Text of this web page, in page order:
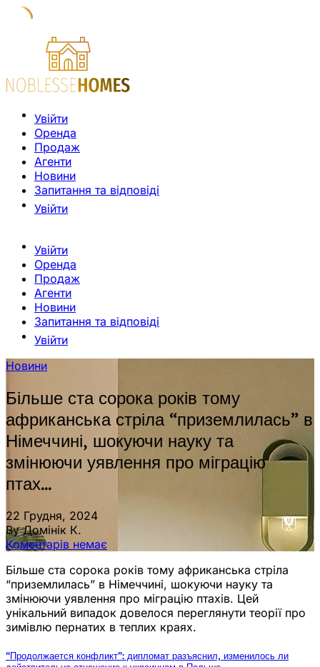
Увійти
Оренда
Продаж
Агенти
Новини
Запитання та відповіді
Увійти
Увійти
Оренда
Продаж
Агенти
Новини
Запитання та відповіді
Увійти
Новини
Більше ста сорока років тому
африканська стріла “приземлилась” в
Німеччині, шокуючи науку та
змінюючи уявлення про міграцію
птах…
22 Грудня, 2024
By Домінік К.
Коментарів немає
Більше ста сорока років тому африканська стріла
“приземлилась” в Німеччині, шокуючи науку та
змінюючи уявлення про міграцію птахів. Цей
унікальний випадок довелося переглянути теорії про
зимівлю пернатих в теплих краях.
“Продолжается конфликт”: дипломат разъяснил, изменилось ли